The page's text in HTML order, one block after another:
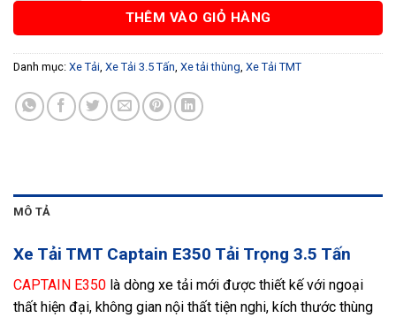
THÊM VÀO GIỎ HÀNG
Danh mục: Xe Tải, Xe Tải 3.5 Tấn, Xe tải thùng, Xe Tải TMT
MÔ TẢ
Xe Tải TMT Captain E350 Tải Trọng 3.5 Tấn
CAPTAIN E350 là dòng xe tải mới được thiết kế với ngoại
thất hiện đại, không gian nội thất tiện nghi, kích thước thùng